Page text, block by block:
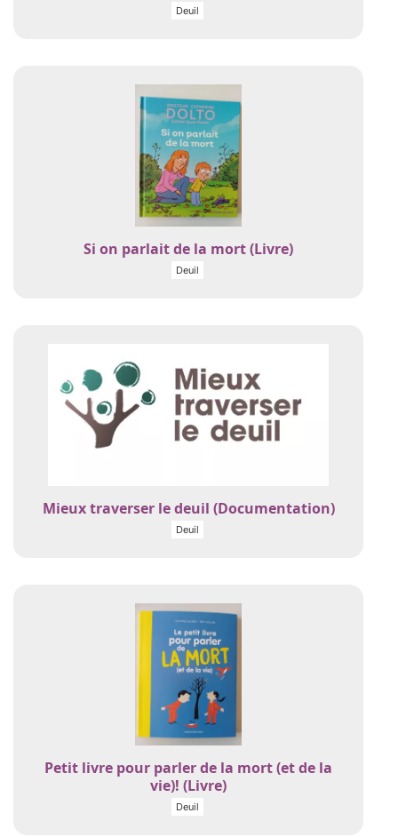
Deuil
Si on parlait de la mort (Livre)
Deuil
Mieux traverser le deuil (Documentation)
Deuil
Petit livre pour parler de la mort (et de la
vie)! (Livre)
Deuil